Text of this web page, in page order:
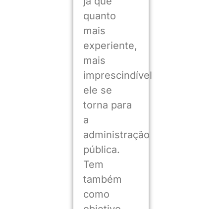
quanto
mais
experiente,
mais
imprescindível
ele se
torna para
a
administração
pública.
Tem
também
como